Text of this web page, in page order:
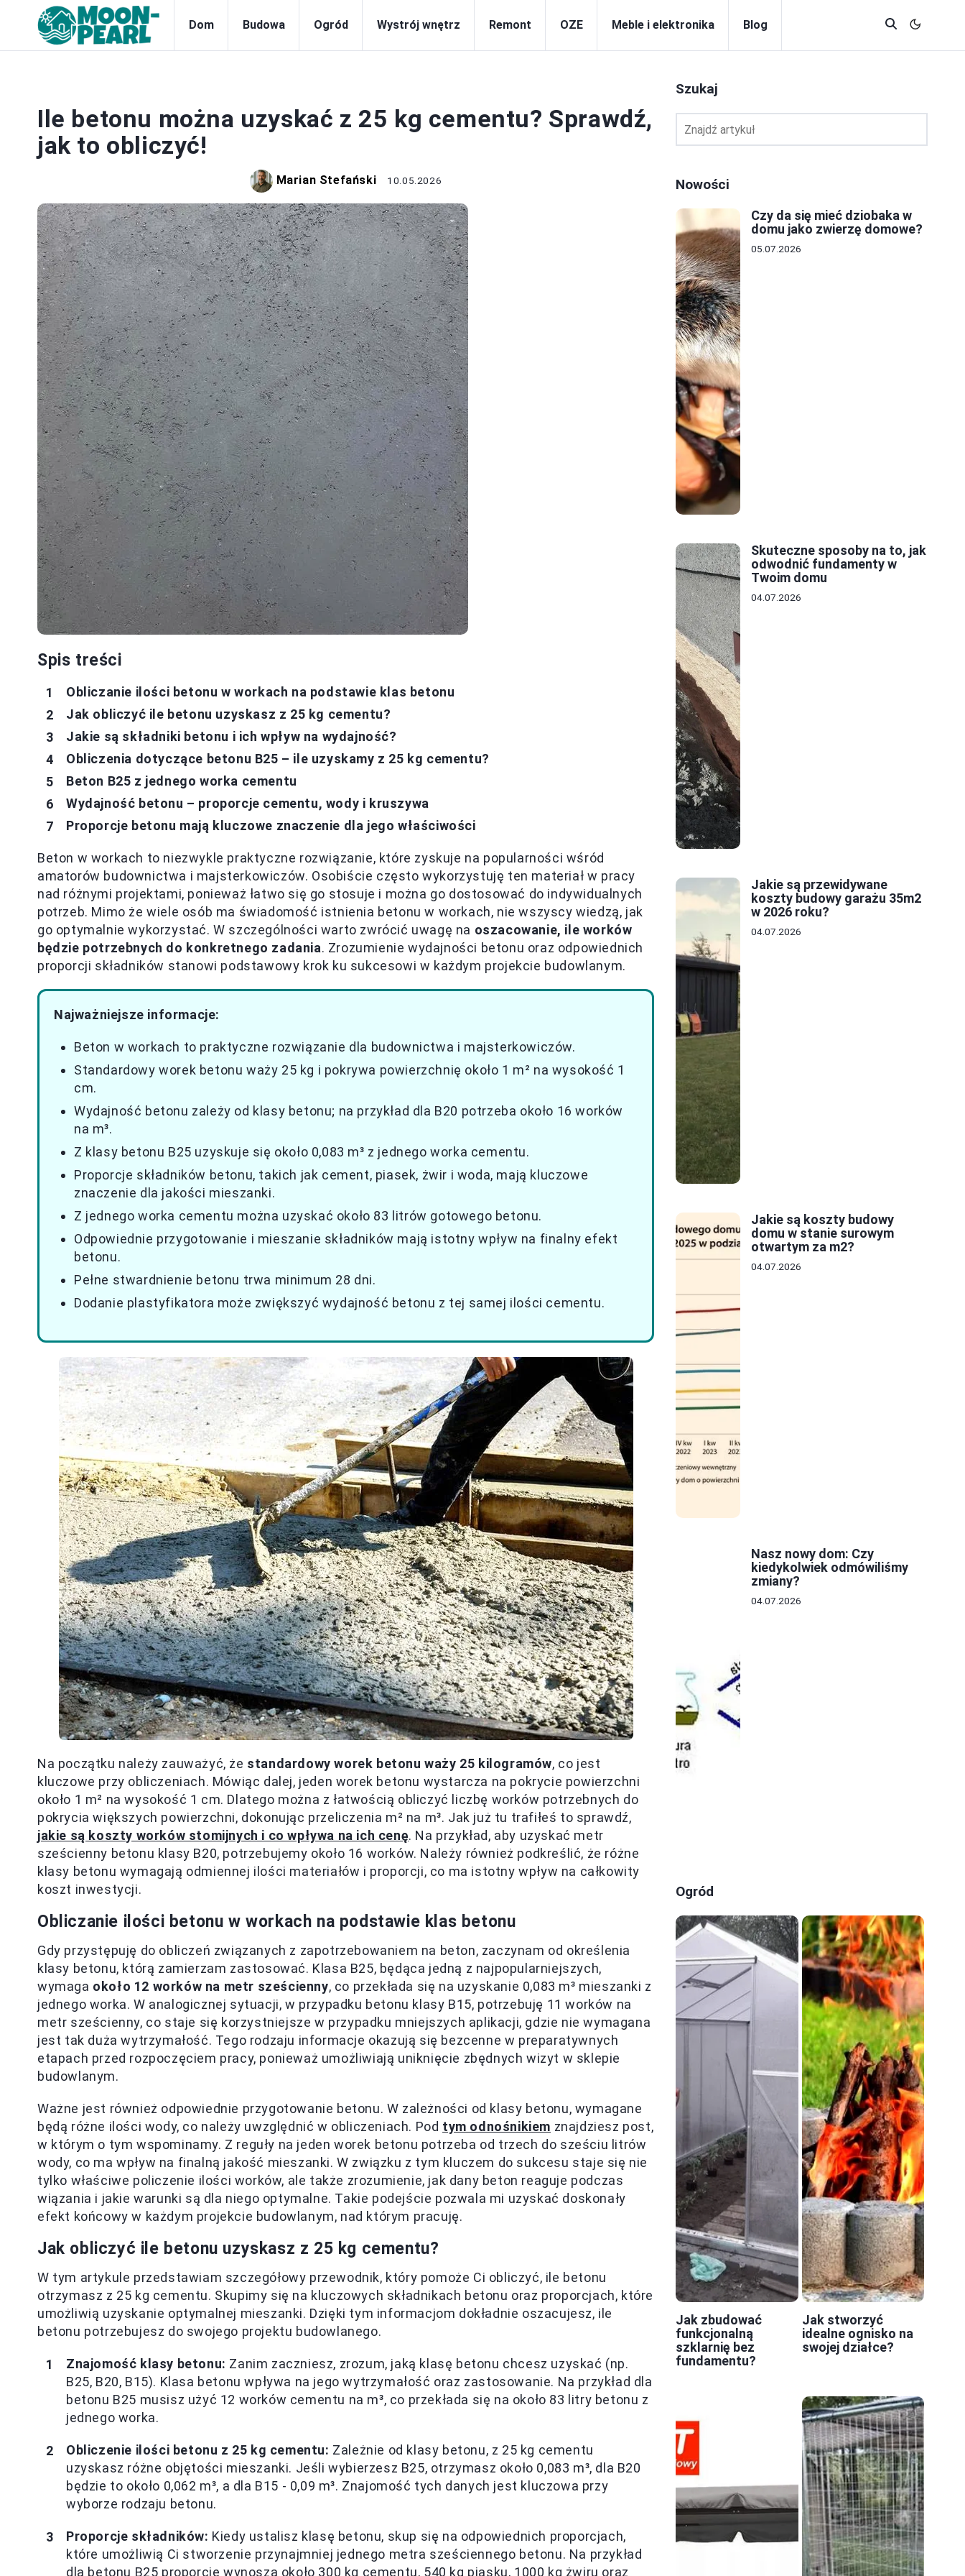
Dom Budowa Ogród Wystrój wnętrz Remont OZE Meble i elektronika Blog
Ile betonu można uzyskać z 25 kg cementu? Sprawdź,
jak to obliczyć!
Marian Stefański 10.05.2026
Spis treści
Obliczanie ilości betonu w workach na podstawie klas betonu
Jak obliczyć ile betonu uzyskasz z 25 kg cementu?
Jakie są składniki betonu i ich wpływ na wydajność?
Obliczenia dotyczące betonu B25 – ile uzyskamy z 25 kg cementu?
Beton B25 z jednego worka cementu
Wydajność betonu – proporcje cementu, wody i kruszywa
Proporcje betonu mają kluczowe znaczenie dla jego właściwości
Beton w workach to niezwykle praktyczne rozwiązanie, które zyskuje na popularności wśród
amatorów budownictwa i majsterkowiczów. Osobiście często wykorzystuję ten materiał w pracy
nad różnymi projektami, ponieważ łatwo się go stosuje i można go dostosować do indywidualnych
potrzeb. Mimo że wiele osób ma świadomość istnienia betonu w workach, nie wszyscy wiedzą, jak
go optymalnie wykorzystać. W szczególności warto zwrócić uwagę na oszacowanie, ile worków
będzie potrzebnych do konkretnego zadania. Zrozumienie wydajności betonu oraz odpowiednich
proporcji składników stanowi podstawowy krok ku sukcesowi w każdym projekcie budowlanym.
Najważniejsze informacje:
Beton w workach to praktyczne rozwiązanie dla budownictwa i majsterkowiczów.
Standardowy worek betonu waży 25 kg i pokrywa powierzchnię około 1 m² na wysokość 1
cm.
Wydajność betonu zależy od klasy betonu; na przykład dla B20 potrzeba około 16 worków
na m³.
Z klasy betonu B25 uzyskuje się około 0,083 m³ z jednego worka cementu.
Proporcje składników betonu, takich jak cement, piasek, żwir i woda, mają kluczowe
znaczenie dla jakości mieszanki.
Z jednego worka cementu można uzyskać około 83 litrów gotowego betonu.
Odpowiednie przygotowanie i mieszanie składników mają istotny wpływ na finalny efekt
betonu.
Pełne stwardnienie betonu trwa minimum 28 dni.
Dodanie plastyfikatora może zwiększyć wydajność betonu z tej samej ilości cementu.
Na początku należy zauważyć, że standardowy worek betonu waży 25 kilogramów, co jest
kluczowe przy obliczeniach. Mówiąc dalej, jeden worek betonu wystarcza na pokrycie powierzchni
około 1 m² na wysokość 1 cm. Dlatego można z łatwością obliczyć liczbę worków potrzebnych do
pokrycia większych powierzchni, dokonując przeliczenia m² na m³. Jak już tu trafiłeś to sprawdź,
jakie są koszty worków stomijnych i co wpływa na ich cenę. Na przykład, aby uzyskać metr
sześcienny betonu klasy B20, potrzebujemy około 16 worków. Należy również podkreślić, że różne
klasy betonu wymagają odmiennej ilości materiałów i proporcji, co ma istotny wpływ na całkowity
koszt inwestycji.
Obliczanie ilości betonu w workach na podstawie klas betonu
Gdy przystępuję do obliczeń związanych z zapotrzebowaniem na beton, zaczynam od określenia
klasy betonu, którą zamierzam zastosować. Klasa B25, będąca jedną z najpopularniejszych,
wymaga około 12 worków na metr sześcienny, co przekłada się na uzyskanie 0,083 m³ mieszanki z
jednego worka. W analogicznej sytuacji, w przypadku betonu klasy B15, potrzebuję 11 worków na
metr sześcienny, co staje się korzystniejsze w przypadku mniejszych aplikacji, gdzie nie wymagana
jest tak duża wytrzymałość. Tego rodzaju informacje okazują się bezcenne w preparatywnych
etapach przed rozpoczęciem pracy, ponieważ umożliwiają uniknięcie zbędnych wizyt w sklepie
budowlanym.
Ważne jest również odpowiednie przygotowanie betonu. W zależności od klasy betonu, wymagane
będą różne ilości wody, co należy uwzględnić w obliczeniach. Pod tym odnośnikiem znajdziesz post,
w którym o tym wspominamy. Z reguły na jeden worek betonu potrzeba od trzech do sześciu litrów
wody, co ma wpływ na finalną jakość mieszanki. W związku z tym kluczem do sukcesu staje się nie
tylko właściwe policzenie ilości worków, ale także zrozumienie, jak dany beton reaguje podczas
wiązania i jakie warunki są dla niego optymalne. Takie podejście pozwala mi uzyskać doskonały
efekt końcowy w każdym projekcie budowlanym, nad którym pracuję.
Jak obliczyć ile betonu uzyskasz z 25 kg cementu?
W tym artykule przedstawiam szczegółowy przewodnik, który pomoże Ci obliczyć, ile betonu
otrzymasz z 25 kg cementu. Skupimy się na kluczowych składnikach betonu oraz proporcjach, które
umożliwią uzyskanie optymalnej mieszanki. Dzięki tym informacjom dokładnie oszacujesz, ile
betonu potrzebujesz do swojego projektu budowlanego.
Znajomość klasy betonu: Zanim zaczniesz, zrozum, jaką klasę betonu chcesz uzyskać (np.
B25, B20, B15). Klasa betonu wpływa na jego wytrzymałość oraz zastosowanie. Na przykład dla
betonu B25 musisz użyć 12 worków cementu na m³, co przekłada się na około 83 litry betonu z
jednego worka.
Obliczenie ilości betonu z 25 kg cementu: Zależnie od klasy betonu, z 25 kg cementu
uzyskasz różne objętości mieszanki. Jeśli wybierzesz B25, otrzymasz około 0,083 m³, dla B20
będzie to około 0,062 m³, a dla B15 - 0,09 m³. Znajomość tych danych jest kluczowa przy
wyborze rodzaju betonu.
Proporcje składników: Kiedy ustalisz klasę betonu, skup się na odpowiednich proporcjach,
które umożliwią Ci stworzenie przynajmniej jednego metra sześciennego betonu. Na przykład
dla betonu B25 proporcje wynoszą około 300 kg cementu, 540 kg piasku, 1000 kg żwiru oraz
Szukaj
Nowości
Czy da się mieć dziobaka w
domu jako zwierzę domowe?
05.07.2026
Skuteczne sposoby na to, jak
odwodnić fundamenty w
Twoim domu
04.07.2026
Jakie są przewidywane
koszty budowy garażu 35m2
w 2026 roku?
04.07.2026
Jakie są koszty budowy
domu w stanie surowym
otwartym za m2?
04.07.2026
Nasz nowy dom: Czy
kiedykolwiek odmówiliśmy
zmiany?
04.07.2026
Ogród
Jak zbudować
funkcjonalną
szklarnię bez
fundamentu?
Jak stworzyć
idealne ognisko na
swojej działce?